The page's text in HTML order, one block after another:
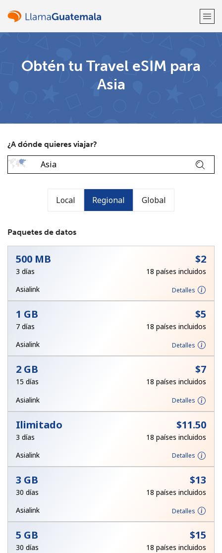
¿Ya tienes una cuenta?Inicia sesión →
No se ha creado una contraseña
Mínimo 8 caracteres
Una letra mayúscula y una minúscula
Un caracter especial
Mantente en contacto para recibir nuestras mejores
ofertas.
Al abrir una cuenta en este sitio web, estoy de acuerdo con
Obtén tu Travel eSIM para
Asia
¿A dónde quieres viajar?
Local Regional Global
Paquetes de datos
500 MB ⁦$2⁩
3 días
18 países incluidos
Asialink
Detalles
1 GB ⁦$5⁩
7 días
18 países incluidos
Asialink
Detalles
2 GB ⁦$7⁩
15 días
18 países incluidos
Asialink
Detalles
Ilimitado ⁦$11.50⁩
3 días
18 países incluidos
Asialink
Detalles
3 GB ⁦$13⁩
30 días
18 países incluidos
Asialink
Detalles
5 GB ⁦$15⁩
30 días
18 países incluidos